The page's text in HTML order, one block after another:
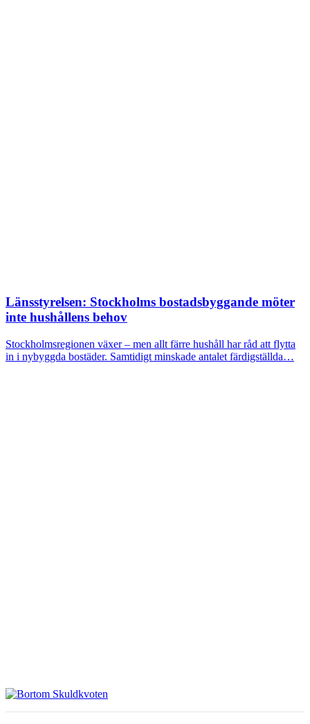
Länsstyrelsen: Stockholms bostadsbyggande möter
inte hushållens behov
Stockholmsregionen växer – men allt färre hushåll har råd att flytta
in i nybyggda bostäder. Samtidigt minskade antalet färdigställda…